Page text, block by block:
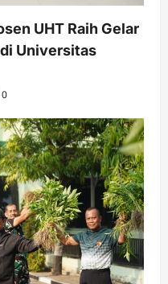
UHT Raih Gelar
Universitas
0